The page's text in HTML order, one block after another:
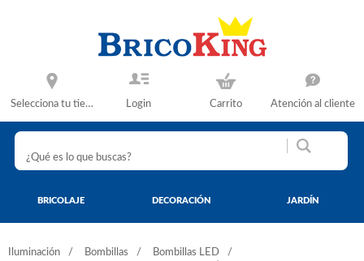
Selecciona tu tienda Login Carrito Atención al cliente
BRICOLAJE DECORACIÓN JARDÍN
Iluminación Bombillas
Bombillas LED